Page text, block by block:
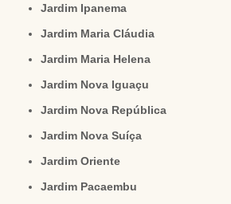
Jardim Ipanema
Jardim Maria Cláudia
Jardim Maria Helena
Jardim Nova Iguaçu
Jardim Nova República
Jardim Nova Suíça
Jardim Oriente
Jardim Pacaembu